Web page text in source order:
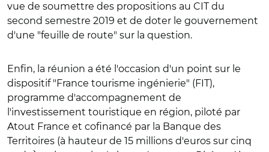
vue de soumettre des propositions au CIT du
second semestre 2019 et de doter le gouvernement
d'une "feuille de route" sur la question.
Enfin, la réunion a été l'occasion d'un point sur le
dispositif "France tourisme ingénierie" (FIT),
programme d'accompagnement de
l'investissement touristique en région, piloté par
Atout France et cofinancé par la Banque des
Territoires (à hauteur de 15 millions d'euros sur cinq